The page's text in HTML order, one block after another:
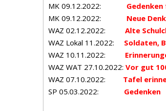
MK 09.12.2022:
MK 09.12.2022: Neue
WAZ 02.12.2022: Alte
WAZ Lokal 11.2022: Soldaten,
WAZ 10.11.2022:
WAZ WAT 27.10.2022: Vor gut
WAZ 07.10.2022:
Tafel
SP 05.03.2022: Gedenken